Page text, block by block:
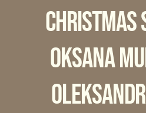
Christmas
Oksana